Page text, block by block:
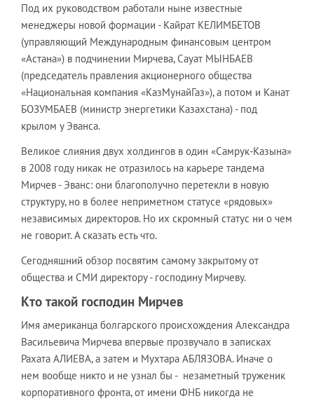
Под их руководством работали ныне известные
менеджеры новой формации - Кайрат КЕЛИМБЕТОВ
(управляющий Международным финансовым центром
«Астана») в подчинении Мирчева, Сауат МЫНБАЕВ
(председатель правления акционерного общества
«Национальная компания «КазМунайГаз»), а потом и Канат
БОЗУМБАЕВ (министр энергетики Казахстана) - под
крылом у Эванса.
Великое слияния двух холдингов в один «Самрук-Казына»
в 2008 году никак не отразилось на карьере тандема
Мирчев - Эванс: они благополучно перетекли в новую
структуру, но в более неприметном статусе «рядовых»
независимых директоров. Но их скромный статус ни о чем
не говорит. А сказать есть что.
Сегодняшний обзор посвятим самому закрытому от
общества и СМИ директору - господину Мирчеву.
Кто такой господин Мирчев
Имя американца болгарского происхождения Александра
Васильевича Мирчева впервые прозвучало в записках
Рахата АЛИЕВА, а затем и Мухтара АБЛЯЗОВА. Иначе о
нем вообще никто и не узнал бы - незаметный труженик
корпоративного фронта, от имени ФНБ никогда не